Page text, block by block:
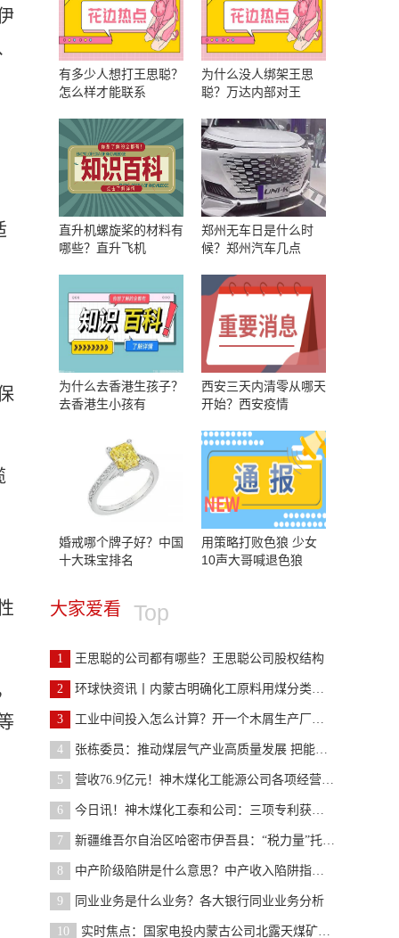
有多少人想打王思聪？
怎么样才能联系
为什么没人绑架王思
聪？万达内部对王
直升机螺旋桨的材料有
哪些？直升飞机
郑州无车日是什么时
候？郑州汽车几点
为什么去香港生孩子？
去香港生小孩有
西安三天内清零从哪天
开始？西安疫情
婚戒哪个牌子好？中国
十大珠宝排名
用策略打败色狼 少女
10声大哥喊退色狼
大家爱看 Top
1 王思聪的公司都有哪些？王思聪公司股权结构
2 环球快资讯丨内蒙古明确化工原料用煤分类出让范围和
3 工业中间投入怎么计算？开一个木屑生产厂需要投入多
4 张栋委员：推动煤层气产业高质量发展 把能源安全饭
5 营收76.9亿元！神木煤化工能源公司各项经营指标创历
6 今日讯！神木煤化工泰和公司：三项专利获得国家实用
7 新疆维吾尔自治区哈密市伊吾县：“税力量”托举煤化
8 中产阶级陷阱是什么意思？中产收入陷阱指的是什么？
9 同业业务是什么业务？各大银行同业业务分析
10 实时焦点：国家电投内蒙古公司北露天煤矿智能生产调